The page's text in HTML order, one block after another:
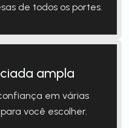
de todos os portes.
ampla
em várias
você escolher.